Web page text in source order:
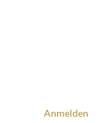
Anmelden